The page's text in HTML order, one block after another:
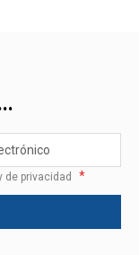
de privacidad *